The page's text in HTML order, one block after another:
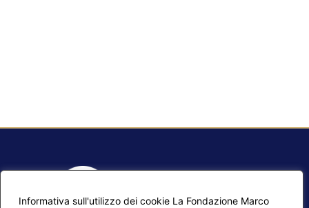
Informativa sull'utilizzo dei cookie La Fondazione Marco